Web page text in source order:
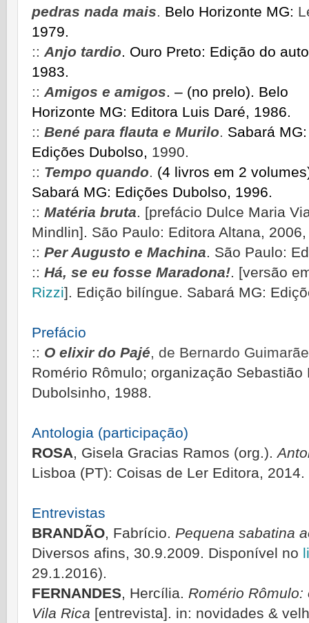
pedras nada mais. Belo Horizonte MG:
1979.
::Anjo tardio. Ouro Preto: Edição do
1983.
::Amigos e amigos. – (no prelo). Belo
Horizonte MG: Editora Luis Daré, 1986.
:: Bené para flauta e Murilo. Sabará MG:
Edições Dubolso, 1990.
:: Tempo quando. (4 livros em 2
Sabará MG: Edições Dubolso, 1996.
:: Matéria bruta. [prefácio Dulce Maria
Mindlin]. São Paulo: Editora Altana,
:: Per Augusto e Machina. São Paulo:
:: Há, se eu fosse Maradona!. [versão
Rizzi]. Edição bilíngue. Sabará MG:
Prefácio
:: O elixir do Pajé, de Bernardo
Romério Rômulo; organização
Dubolsinho, 1988.
Antologia (participação)
ROSA, Gisela Gracias Ramos (org.).
Lisboa (PT): Coisas de Ler Editora, 2014.
Entrevistas
BRANDÃO, Fabrício. Pequena sabatina
Diversos afins, 30.9.2009. Disponível no
29.1.2016).
FERNANDES, Hercília. Romério
Vila Rica [entrevista]. in: novidades &